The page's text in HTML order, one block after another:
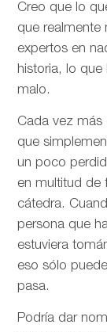
Creo que lo
que realmente
expertos en
historia, lo
malo.
Cada vez más
que
un poco
en multitud de
cátedra.
persona que
estuviera
eso sólo
pasa.
Podría dar